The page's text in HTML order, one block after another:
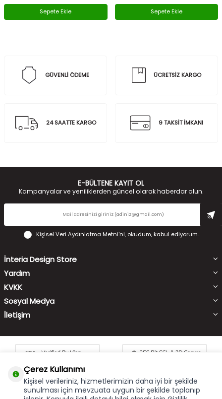
Sepete Ekle Sepete Ekle
GÜVENLİ ÖDEME ÜCRETSİZ KARGO
24 SAATTE KARGO 9 TAKSİT İMKANI
E-BÜLTENE KAYIT OL
Kampanyalar ve yeniliklerden güncel olarak haberdar olun.
Kişisel Veri Aydınlatma Metni'ni, okudum, kabul ediyorum.
İnteria Design Store
Yardım
KVKK
Sosyal Medya
İletişim
Çerez Kullanımı
Kişisel verileriniz, hizmetlerimizin daha iyi bir şekilde
sunulması için mevzuata uygun bir şekilde toplanıp